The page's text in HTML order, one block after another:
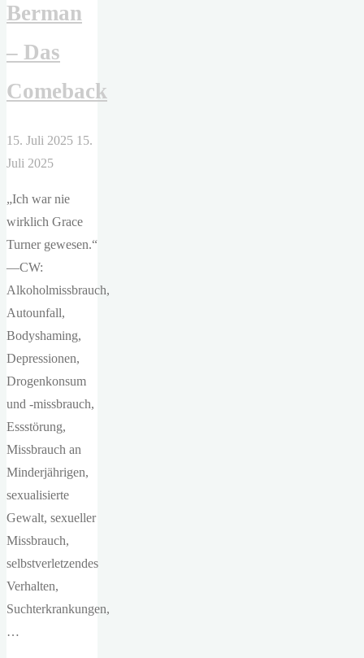
Berman
– Das
Comeback
15. Juli 2025 15.
Juli 2025
„Ich war nie
wirklich Grace
Turner gewesen.“
—CW:
Alkoholmissbrauch,
Autounfall,
Bodyshaming,
Depressionen,
Drogenkonsum
und -missbrauch,
Essstörung,
Missbrauch an
Minderjährigen,
sexualisierte
Gewalt, sexueller
Missbrauch,
selbstverletzendes
Verhalten,
Suchterkrankungen,
…